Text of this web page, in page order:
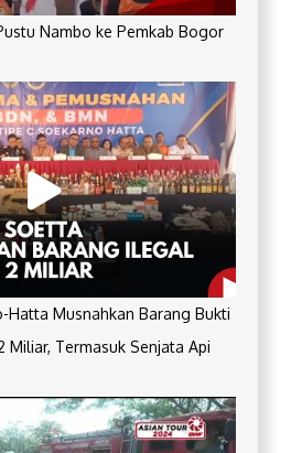
Nambo ke Pemkab Bogor
Hatta Musnahkan Barang Bukti
Miliar, Termasuk Senjata Api